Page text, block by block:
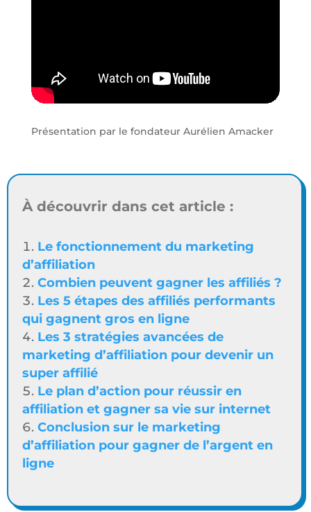
Présentation par le fondateur Aurélien Amacker
À découvrir dans cet article :
Le fonctionnement du marketing
d’affiliation
Combien peuvent gagner les affiliés ?
Les 5 étapes des affiliés performants
qui gagnent gros en ligne
Les 3 stratégies avancées de
marketing d’affiliation pour devenir un
super affilié
Le plan d’action pour réussir en
affiliation et gagner sa vie sur internet
Conclusion sur le marketing
d’affiliation pour gagner de l’argent en
ligne